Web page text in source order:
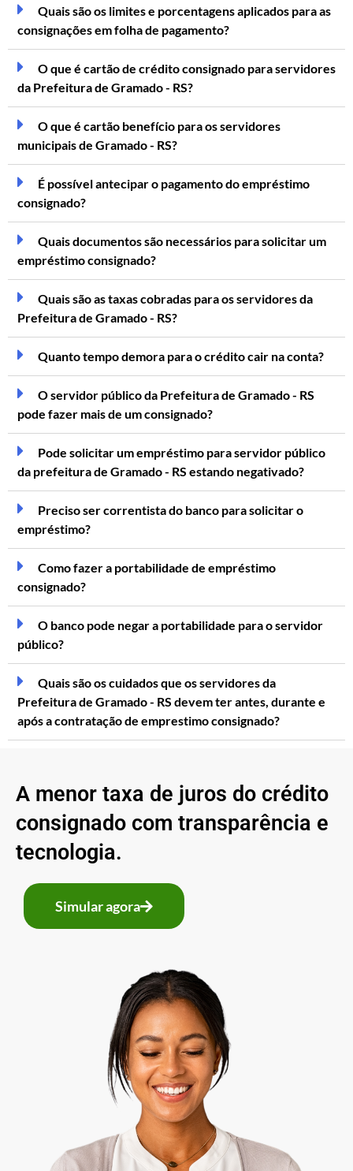
Quais são os limites e porcentagens aplicados para as
consignações em folha de pagamento?
O que é cartão de crédito consignado para servidores
da Prefeitura de Gramado - RS?
O que é cartão benefício para os servidores
municipais de Gramado - RS?
É possível antecipar o pagamento do empréstimo
consignado?
Quais documentos são necessários para solicitar um
empréstimo consignado?
Quais são as taxas cobradas para os servidores da
Prefeitura de Gramado - RS?
Quanto tempo demora para o crédito cair na conta?
O servidor público da Prefeitura de Gramado - RS
pode fazer mais de um consignado?
Pode solicitar um empréstimo para servidor público
da prefeitura de Gramado - RS estando negativado?
Preciso ser correntista do banco para solicitar o
empréstimo?
Como fazer a portabilidade de empréstimo
consignado?
O banco pode negar a portabilidade para o servidor
público?
Quais são os cuidados que os servidores da
Prefeitura de Gramado - RS devem ter antes, durante e
após a contratação de emprestimo consignado?
A menor taxa de juros do crédito
consignado com transparência e
tecnologia.
Simular agora